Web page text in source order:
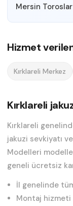
Mersin Toroslar
Hizmet
Kırklareli Merkez
Kırklareli
Kırklareli
jakuzi sevkiyatı
Modelleri
geneli ücretsiz
İl genelinde
Montaj hizmeti